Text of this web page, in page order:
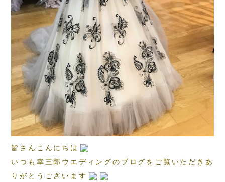
皆さんこんにちは
いつも幸三郎ウエディングのブログをご覧いただきあ
りがとうございます